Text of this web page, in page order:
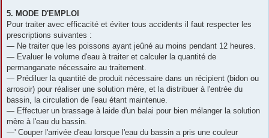
5. MODE D'EMPLOI
Pour traiter avec efficacité et éviter tous accidents il faut respecter les
prescriptions suivantes :
— Ne traiter que les poissons ayant jeûné au moins pendant 12 heures.
— Evaluer le volume d'eau à traiter et calculer la quantité de
permanganate nécessaire au traitement.
— Prédiluer la quantité de produit nécessaire dans un récipient (bidon ou
arrosoir) pour réaliser une solution mère, et la distribuer à l'entrée du
bassin, la circulation de l'eau étant maintenue.
— Effectuer un brassage à laide d'un balai pour bien mélanger la solution
mère à l'eau du bassin.
—' Couper l'arrivée d'eau lorsque l'eau du bassin a pris une couleur